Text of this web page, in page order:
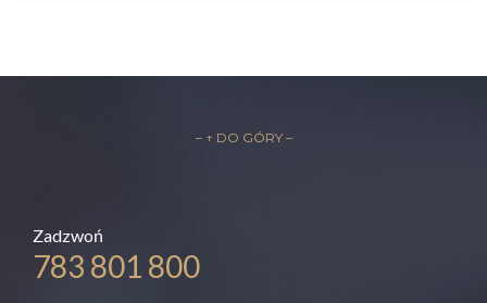
– ↑ DO GÓRY –
Zadzwoń
783 801 800